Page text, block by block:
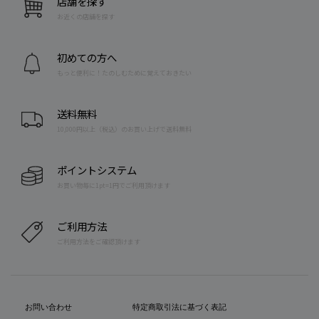
お近くの店舗を探す
初めての方へ
もっと便利に！たのしむために覚えておきたい
送料無料
10,000円以上（税込）のお買い上げで送料無料
ポイントシステム
お買い物毎に1pt=1円でご利用頂けます
ご利用方法
ご利用方法をご確認頂けます
お問い合わせ 特定商取引法に基づく表記